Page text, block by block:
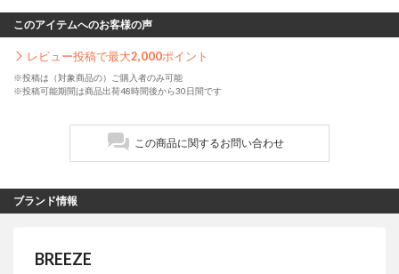
このアイテムへのお客様の声
レビュー投稿で最大2,000ポイント
※投稿は（対象商品の）ご購入者のみ可能
※投稿可能期間は商品出荷48時間後から30日間です
この商品に関するお問い合わせ
ブランド情報
BREEZE